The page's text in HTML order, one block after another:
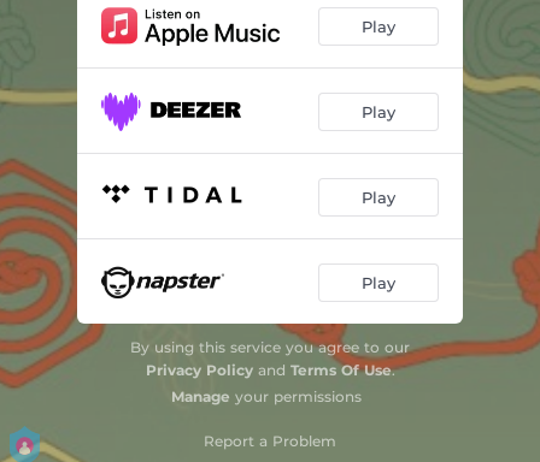
Vozear 03:04
Galho de Goiabeira 04:43
Los Tres Deseos de Siempre 05:28
03:08
Leilão 03:04
02:58
Ramo de Delírios 03:45
Tamba-Tajá
Play
Play
Play
Play
By using this service you agree to our
Privacy Policyand Terms Of Use.
Manage your permissions
Report a Problem